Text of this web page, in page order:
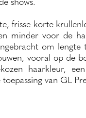
frisse korte
minder voor de
om
vooral op de
haarkleur,
van GL